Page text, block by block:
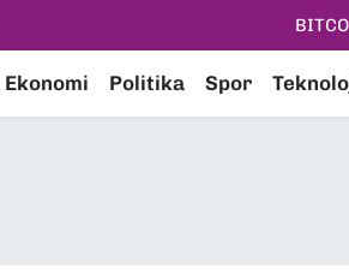
Ekonomi Politika Spor